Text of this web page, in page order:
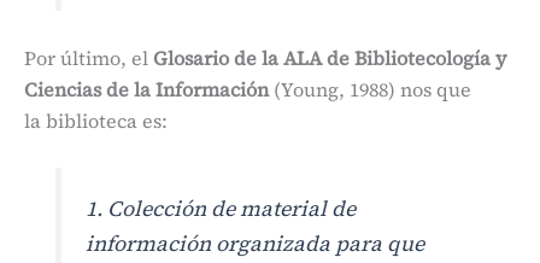
Por último, elGlosario de la ALA de Bibliotecología y
Ciencias de la Información(Young, 1988) nos que
la biblioteca es:
1. Colección de material de
información organizada para que